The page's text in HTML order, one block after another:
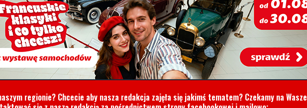
regionie? Chcecie aby nasza redakcja zajęła się jakimś tematem? Czekamy na Wasze